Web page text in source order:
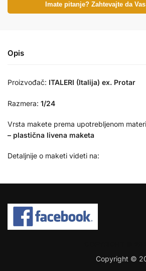
Imate pitanje? Zahtevajte da
Opis
Proizvođač: ITALERI (Italija) ex. Protar
Razmera: 1/24
Vrsta makete prema upotrebljenom
– plastična livena maketa
Detaljnije o maketi videti na:
Copyright ©